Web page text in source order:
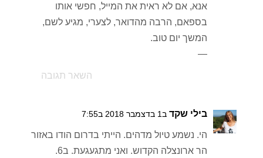
אנא, אם לא ראית את המייל, חפשי אותו
בספאם, הרבה מהדואר, לצערי, מגיע לשם,
המשך יום טוב.
—
השאר תגובה
בילי שקד ב1 בדצמבר 2018 ב7:55
הי. נשמע טיול מדהים. הייתי בדרום הודו באזור
הר ארונצלה הקדוש. ואני מתגעגעת. ב6.